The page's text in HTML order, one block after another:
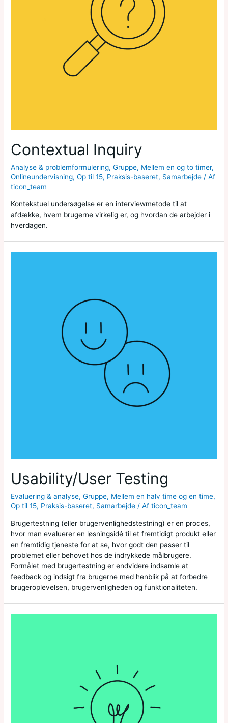
Contextual Inquiry
Analyse & problemformulering,Gruppe, Mellem en og to timer,
Onlineundervisning,Op til 15, Praksis-baseret, Samarbejde / Af
ticon_team
Kontekstuel undersøgelse er en interviewmetode til at
afdække, hvem brugerne virkelig er, og hvordan de arbejder i
hverdagen.
Usability/User Testing
Evaluering & analyse,Gruppe, Mellem en halv time og en time,
Op til 15, Praksis-baseret, Samarbejde / Afticon_team
Brugertestning (eller brugervenlighedstestning) er en proces,
hvor man evaluerer en løsningsidé til et fremtidigt produkt eller
en fremtidig tjeneste for at se, hvor godt den passer til
problemet eller behovet hos de indrykkede målbrugere.
Formålet med brugertestning er endvidere indsamle at
feedback og indsigt fra brugerne med henblik på at forbedre
brugeroplevelsen, brugervenligheden og funktionaliteten.